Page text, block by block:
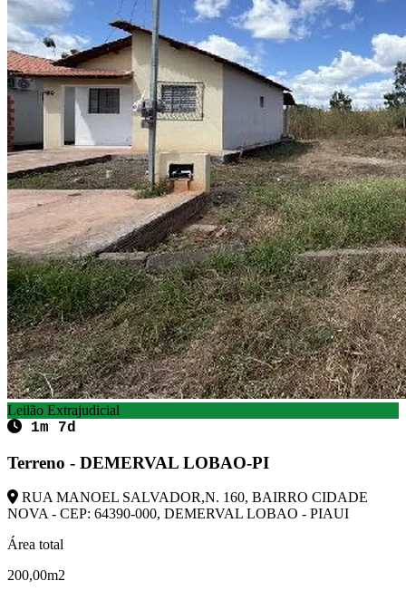
Leilão Extrajudicial
1m 7d
Terreno - DEMERVAL LOBAO-PI
RUA MANOEL SALVADOR,N. 160, BAIRRO CIDADE
NOVA - CEP: 64390-000, DEMERVAL LOBAO - PIAUI
Área total
200,00m2